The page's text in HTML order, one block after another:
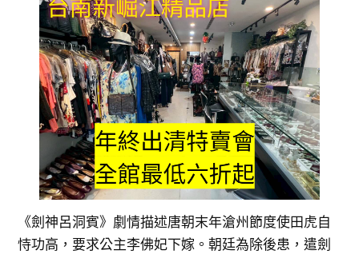
《劍神呂洞賓》劇情描述唐朝末年滄州節度使田虎自
恃功高，要求公主李佛妃下嫁。朝廷為除後患，遣劍